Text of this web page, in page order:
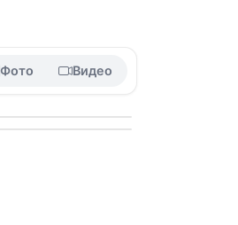
Фото Видео